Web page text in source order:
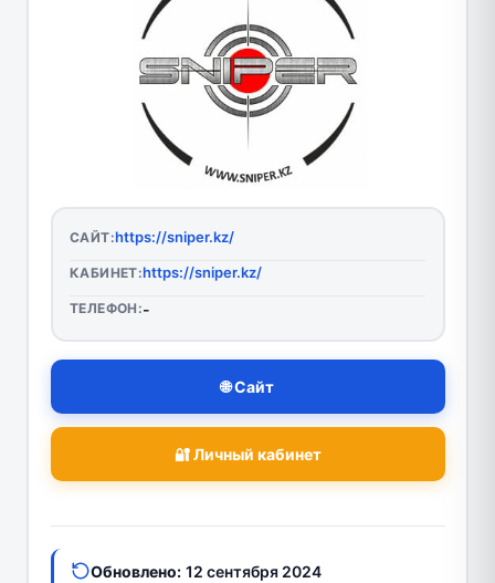
САЙТ:https://sniper.kz/
КАБИНЕТ:https://sniper.kz/
ТЕЛЕФОН:-
🌐 Сайт
🔐 Личный кабинет
Обновлено: 12 сентября 2024